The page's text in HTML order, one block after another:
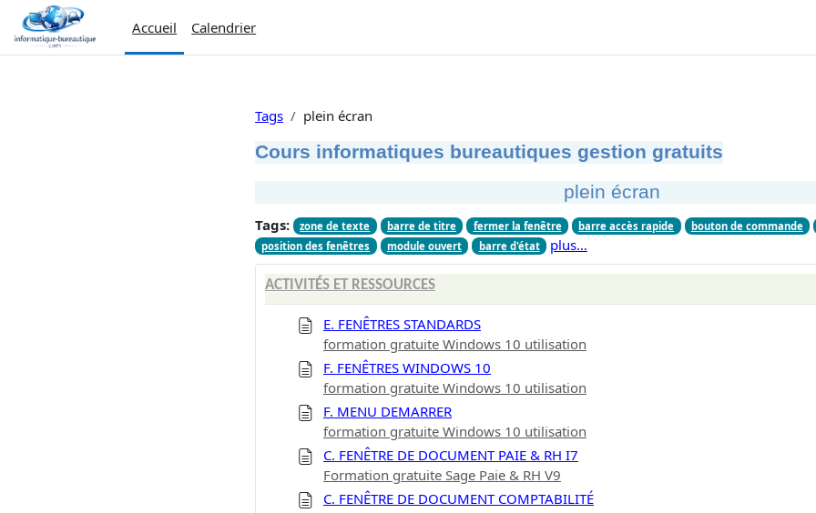
Passer au contenu principal
Accueil
Calendrier
Tags plein écran
Cours informatiques bureautiques gestion gratuits
plein écran
Tags: zone de texte barre de titre fermer la fenêtre barre accès rapide
bouton de commande
position des fenêtres
module ouvert barre d'état plus…
ACTIVITÉS ET RESSOURCES
E. FENÊTRES STANDARDS
formation gratuite Windows 10 utilisation
F. FENÊTRES WINDOWS 10
formation gratuite Windows 10 utilisation
F. MENU DEMARRER
formation gratuite Windows 10 utilisation
C. FENÊTRE DE DOCUMENT PAIE & RH I7
Formation gratuite Sage Paie & RH V9
C. FENÊTRE DE DOCUMENT COMPTABILITÉ